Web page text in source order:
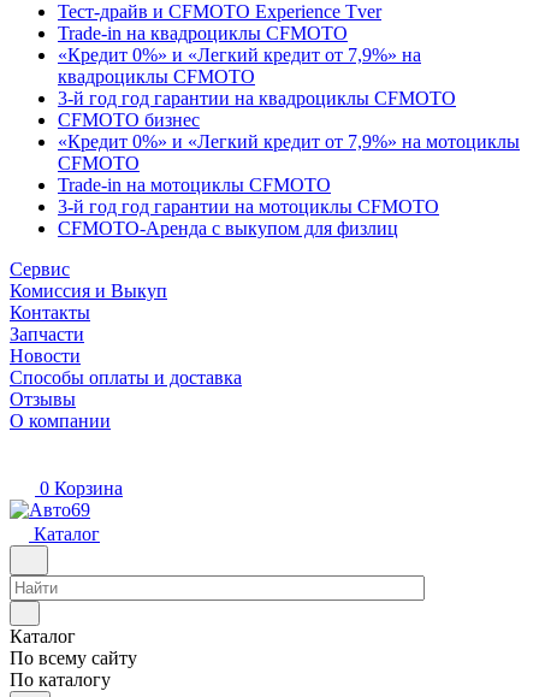
Тест-драйв и CFMOTO Experience Tver
Trade-in на квадроциклы CFMOTO
«Кредит 0%» и «Легкий кредит от 7,9%» на
квадроциклы CFMOTO
3-й год год гарантии на квадроциклы CFMOTO
CFMOTO бизнес
«Кредит 0%» и «Легкий кредит от 7,9%» на мотоциклы
CFMOTO
Trade-in на мотоциклы CFMOTO
3-й год год гарантии на мотоциклы CFMOTO
CFMOTO-Аренда с выкупом для физлиц
Сервис
Комиссия и Выкуп
Контакты
Запчасти
Новости
Способы оплаты и доставка
Отзывы
О компании
0 Корзина
Каталог
Каталог
По всему сайту
По каталогу